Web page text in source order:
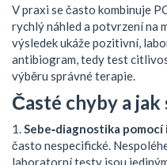
V praxi se často kombinuje
rychlý náhled a potvrzení na
výsledek ukáže pozitivní,
antibiogram, tedy test
výběru správné terapie.
Časté chyby a
1.Sebe‑diagnostika
často nespecifické.
laboratorní testy jsou